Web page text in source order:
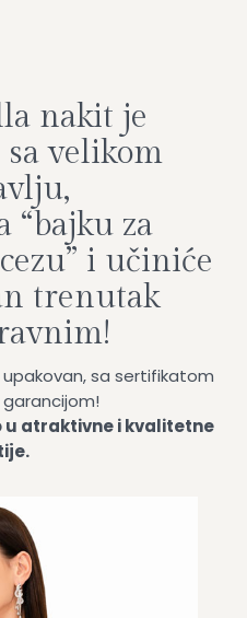
nakit je
velikom
“bajku za
i učiniće
trenutak
sa sertifikatom
u atraktivne i kvalitetne